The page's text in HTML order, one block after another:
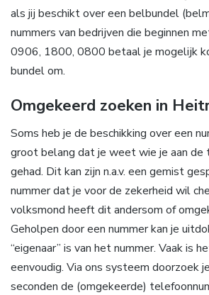
als jij beschikt over een belbundel
nummers van bedrijven die beginnen
0906, 1800, 0800 betaal je mogelijk
bundel om.
Omgekeerd zoeken in
Soms heb je de beschikking over een
groot belang dat je weet wie je aan
gehad. Dit kan zijn n.a.v. een gemist
nummer dat je voor de zekerheid wil
volksmond heeft dit andersom of
Geholpen door een nummer kan je
“eigenaar” is van het nummer. Vaak is
eenvoudig. Via ons systeem doorzoek
seconden de (omgekeerde)